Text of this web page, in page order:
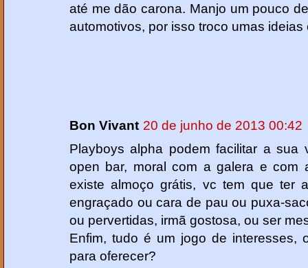
até me dão carona. Manjo um pouco
automotivos, por isso troco umas ideias
Bon Vivant 20 de junho de 2013 00:42
Playboys alpha podem facilitar a sua
open bar, moral com a galera e com
existe almoço grátis, vc tem que ter
engraçado ou cara de pau ou puxa-
ou pervertidas, irmã gostosa, ou ser
Enfim, tudo é um jogo de
para oferecer?